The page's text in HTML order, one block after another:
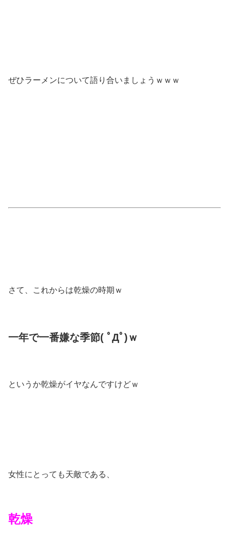
ぜひラーメンについて語り合いましょうｗｗｗ
さて、これからは乾燥の時期ｗ
一年で一番嫌な季節( ﾟДﾟ)ｗ
というか乾燥がイヤなんですけどｗ
女性にとっても天敵である、
乾燥